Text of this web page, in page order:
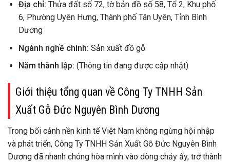
Địa chỉ: Thửa đất số 72, tờ bản đồ số 58, Tổ 2, Khu phố
6, Phường Uyên Hưng, Thành phố Tân Uyên, Tỉnh Bình
Dương
Ngành nghề chính: Sản xuất đồ gỗ
Năm thành lập: (Thông tin đang được cập nhật)
Giới thiệu tổng quan về Công Ty TNHH Sản
Xuất Gỗ Đức Nguyên Bình Dương
Trong bối cảnh nền kinh tế Việt Nam không ngừng hội nhập
và phát triển, Công Ty TNHH Sản Xuất Gỗ Đức Nguyên Bình
Dương đã nhanh chóng hòa mình vào dòng chảy ấy, trở thành